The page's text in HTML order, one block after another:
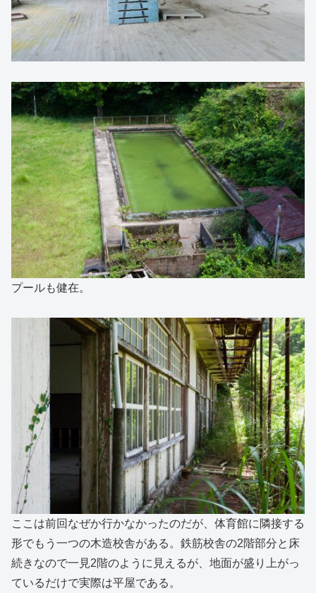
プールも健在。
ここは前回なぜか行かなかったのだが、体育館に隣接する
形でもう一つの木造校舎がある。鉄筋校舎の2階部分と床
続きなので一見2階のように見えるが、地面が盛り上がっ
ているだけで実際は平屋である。